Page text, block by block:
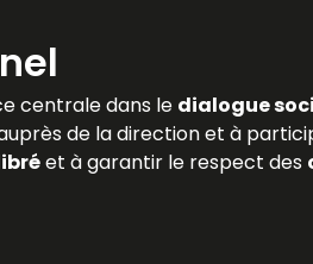
centrale dans le dialogue
de la direction et à
et à garantir le respect des
les règles encadrant